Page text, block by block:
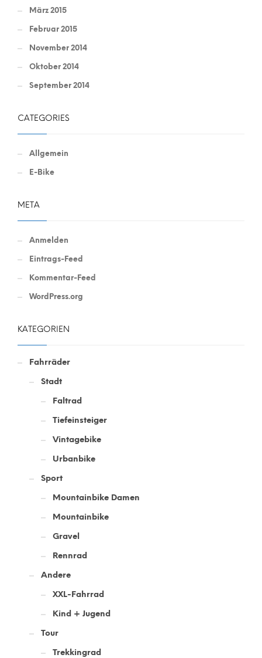
März 2015
Februar 2015
November 2014
Oktober 2014
September 2014
CATEGORIES
Allgemein
E-Bike
META
Anmelden
Eintrags-Feed
Kommentar-Feed
WordPress.org
KATEGORIEN
Fahrräder
Stadt
Faltrad
Tiefeinsteiger
Vintagebike
Urbanbike
Sport
Mountainbike Damen
Mountainbike
Gravel
Rennrad
Andere
XXL-Fahrrad
Kind + Jugend
Tour
Trekkingrad